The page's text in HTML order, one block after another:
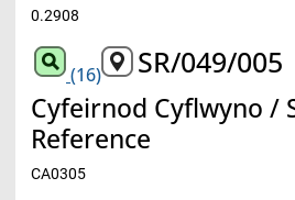
0.2908
(16) SR/049/005
Cyfeirnod Cyflwyno /
Reference
CA0305